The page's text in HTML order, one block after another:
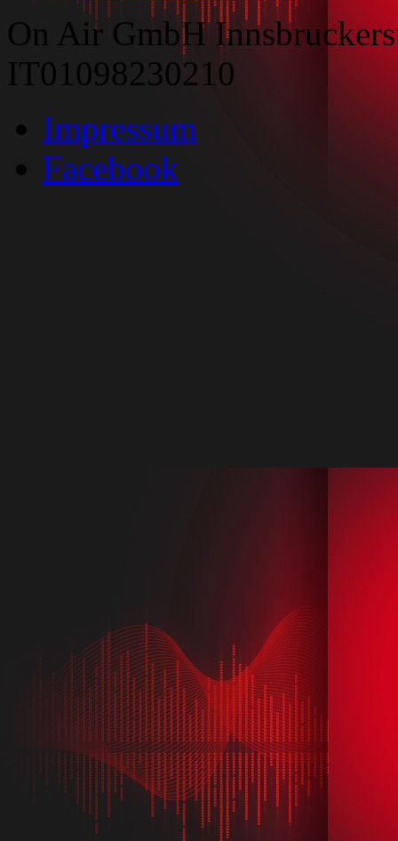
On Air GmbH
IT01098230210
Impressum
Facebook